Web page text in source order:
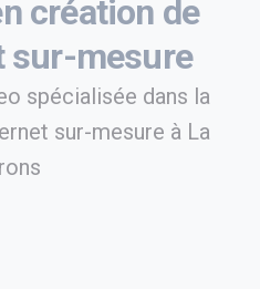
création de
sur-mesure
spécialisée dans la
sur-mesure à La